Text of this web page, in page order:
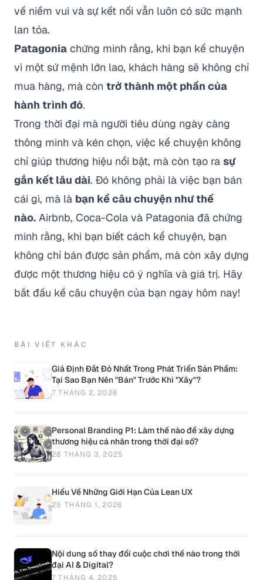
về niềm vui và sự kết nối vẫn luôn có sức mạnh
lan tỏa.
Patagonia chứng minh rằng, khi bạn kể chuyện
vì một sứ mệnh lớn lao, khách hàng sẽ không chỉ
mua hàng, mà còn trở thành một phần của
hành trình đó.
Trong thời đại mà người tiêu dùng ngày càng
thông minh và kén chọn, việc kể chuyện không
chỉ giúp thương hiệu nổi bật, mà còn tạo ra sự
gắn kết lâu dài. Đó không phải là việc bạn bán
cái gì, mà là bạn kể câu chuyện như thế
nào. Airbnb, Coca-Cola và Patagonia đã chứng
minh rằng, khi bạn biết cách kể chuyện, bạn
không chỉ bán được sản phẩm, mà còn xây dựng
được một thương hiệu có ý nghĩa và giá trị. Hãy
bắt đầu kể câu chuyện của bạn ngay hôm nay!
BÀI VIẾT KHÁC
Giả Định Đắt Đỏ Nhất Trong Phát Triển Sản Phẩm:
Tại Sao Bạn Nên "Bán" Trước Khi "Xây"?
7 THÁNG 2, 2026
Personal Branding P1: Làm thế nào để xây dựng
thương hiệu cá nhân trong thời đại số?
28 THÁNG 3, 2025
Hiểu Về Những Giới Hạn Của Lean UX
25 THÁNG 1, 2026
Nội dung số thay đổi cuộc chơi thế nào trong thời
đại AI & Digital?
7 THÁNG 4, 2025